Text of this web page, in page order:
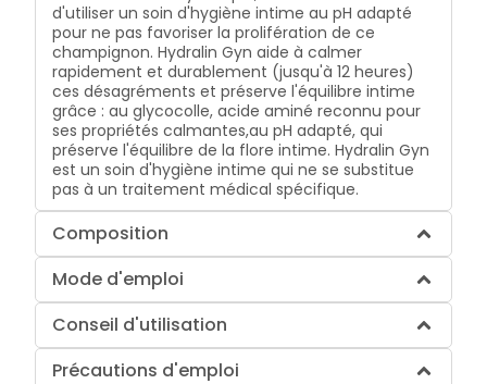
d'utiliser un soin d'hygiène intime au pH adapté
pour ne pas favoriser la prolifération de ce
champignon. Hydralin Gyn aide à calmer
rapidement et durablement (jusqu'à 12 heures)
ces désagréments et préserve l'équilibre intime
grâce : au glycocolle, acide aminé reconnu pour
ses propriétés calmantes,au pH adapté, qui
préserve l'équilibre de la flore intime. Hydralin Gyn
est un soin d'hygiène intime qui ne se substitue
pas à un traitement médical spécifique.
Composition
Mode d'emploi
Conseil d'utilisation
Précautions d'emploi